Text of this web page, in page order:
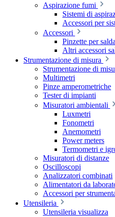
Aspirazione fumi
Sistemi di
Accessori per
Accessori
Pinzette per
Altri accessori
Strumentazione di misura
Strumentazione di
Multimetri
Pinze amperometriche
Tester di impianti
Misuratori ambientali
Luxmetri
Fonometri
Anemometri
Power meters
Termometri e
Misuratori di distanze
Oscilloscopi
Analizzatori combinati
Alimentatori da
Accessori per
Utensileria
Utensileria visualizza